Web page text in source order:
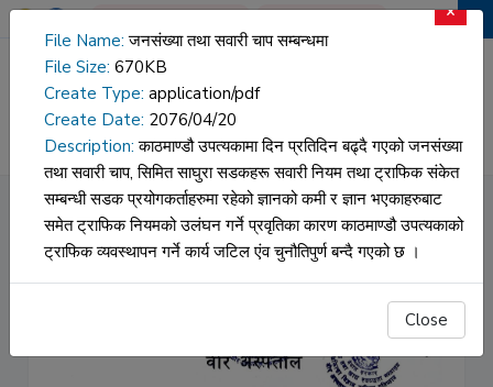
वीर अस्पताल
NAMS
सूचना
×
File Name: जनसंख्या तथा सवारी चाप सम्बन्धमा
File Size: 670KB
Create Type: application/pdf
Create Date: 2076/04/20
Description: काठमाण्डौ उपत्यकामा दिन प्रतिदिन बढ्दै गएको जनसंख्या
तथा सवारी चाप, सिमित साघुरा सडकहरू सवारी नियम तथा ट्राफिक संकेत
सम्बन्धी सडक प्रयोगकर्ताहरुमा रहेको ज्ञानको कमी र ज्ञान भएकाहरुबाट
समेत ट्राफिक नियमको उलंघन गर्ने प्रवृतिका कारण काठमाण्डौ उपत्यकाको
ट्राफिक व्यवस्थापन गर्ने कार्य जटिल एंव चुनौतिपुर्ण बन्दै गएको छ ।
Close